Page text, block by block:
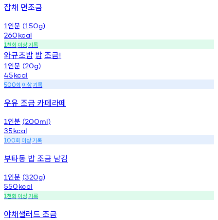
잡채 면조금
1 인분 (150g)
260kcal
1천회 이상기록
와규초밥 밥 조금!
1 인분 (20g)
45kcal
500회 이상기록
우유 조금 카페라떼
1 인분 (200ml)
35kcal
100회 이상기록
부타동 밥 조금 남김
1 인분 (320g)
550kcal
1천회 이상기록
야채샐러드 조금